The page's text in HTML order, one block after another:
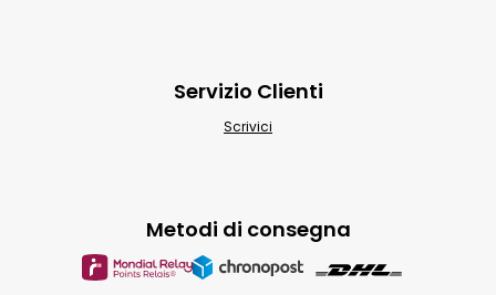
Metodi di consegna
Servizio Clienti
Scrivici